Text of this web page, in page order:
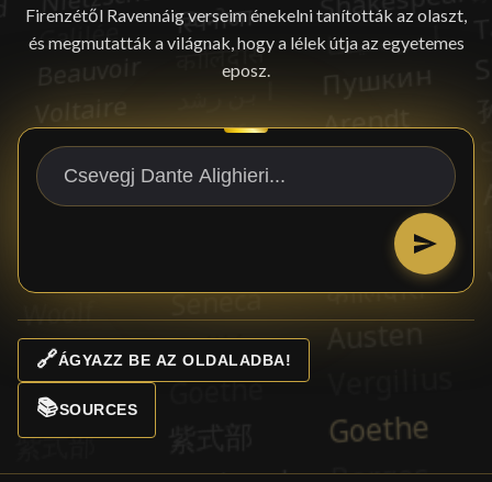
Firenzétől Ravennáig verseim énekelni tanították az olaszt,
és megmutatták a világnak, hogy a lélek útja az egyetemes
eposz.
🔗ÁGYAZZ BE AZ OLDALADBA!
📚SOURCES